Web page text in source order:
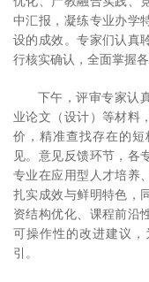
中汇报，凝练专业办学
设的成效。专家们认真
行核实确认，全面掌握各
下午，评审专家认
业论文（设计）等材料
价，精准查找存在的
见。意见反馈环节，各
专业在应用型人才培养
扎实成效与鲜明特色，
资结构优化、课程前沿
可操作性的改进建议
引。